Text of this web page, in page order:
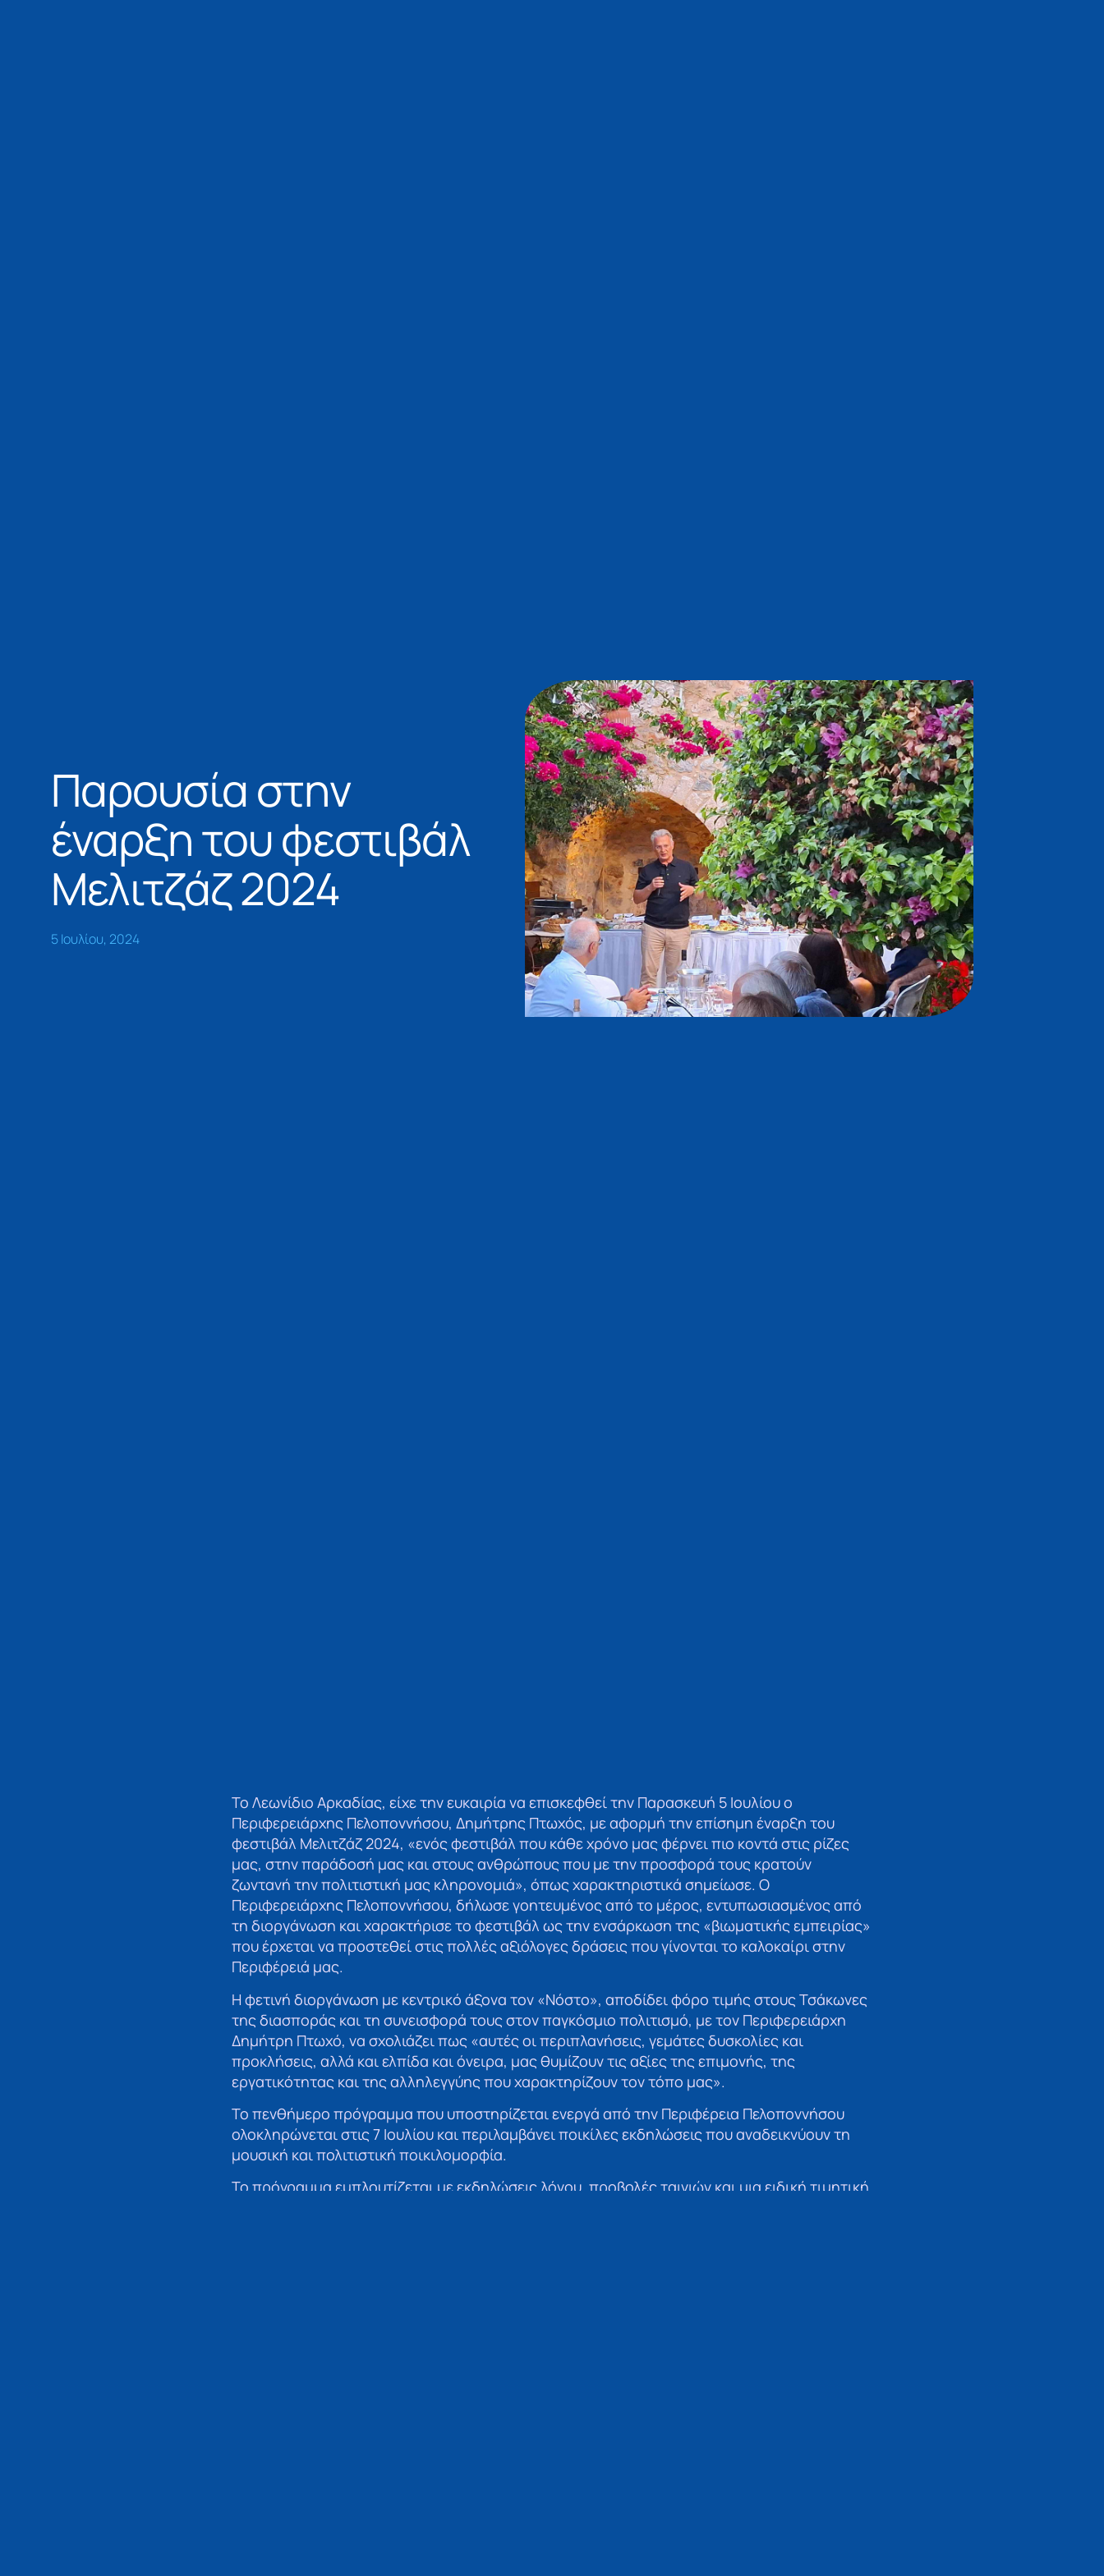
Παρουσία στην
έναρξη του φεστιβάλ
Μελιτζάζ 2024
5 Ιουλίου, 2024
Το Λεωνίδιο Αρκαδίας, είχε την ευκαιρία να επισκεφθεί την Παρασκευή 5 Ιουλίου ο
Περιφερειάρχης Πελοποννήσου, Δημήτρης Πτωχός, με αφορμή την επίσημη έναρξη του
φεστιβάλ Μελιτζάζ 2024, «ενός φεστιβάλ που κάθε χρόνο μας φέρνει πιο κοντά στις ρίζες
μας, στην παράδοσή μας και στους ανθρώπους που με την προσφορά τους κρατούν
ζωντανή την πολιτιστική μας κληρονομιά», όπως χαρακτηριστικά σημείωσε. Ο
Περιφερειάρχης Πελοποννήσου, δήλωσε γοητευμένος από το μέρος, εντυπωσιασμένος από
τη διοργάνωση και χαρακτήρισε το φεστιβάλ ως την ενσάρκωση της «βιωματικής εμπειρίας»
που έρχεται να προστεθεί στις πολλές αξιόλογες δράσεις που γίνονται το καλοκαίρι στην
Περιφέρειά μας.
Η φετινή διοργάνωση με κεντρικό άξονα τον «Νόστο», αποδίδει φόρο τιμής στους Τσάκωνες
της διασποράς και τη συνεισφορά τους στον παγκόσμιο πολιτισμό, με τον Περιφερειάρχη
Δημήτρη Πτωχό, να σχολιάζει πως «αυτές οι περιπλανήσεις, γεμάτες δυσκολίες και
προκλήσεις, αλλά και ελπίδα και όνειρα, μας θυμίζουν τις αξίες της επιμονής, της
εργατικότητας και της αλληλεγγύης που χαρακτηρίζουν τον τόπο μας».
Το πενθήμερο πρόγραμμα που υποστηρίζεται ενεργά από την Περιφέρεια Πελοποννήσου
ολοκληρώνεται στις 7 Ιουλίου και περιλαμβάνει ποικίλες εκδηλώσεις που αναδεικνύουν τη
μουσική και πολιτιστική ποικιλομορφία.
Το πρόγραμμα εμπλουτίζεται με εκδηλώσεις λόγου, προβολές ταινιών και μια ειδική τιμητική